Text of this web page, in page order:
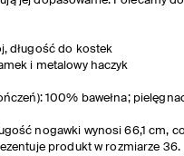
długość do kostek
i metalowy haczyk
100% bawełna;
nogawki wynosi 66,1 cm,
produkt w rozmiarze 36.